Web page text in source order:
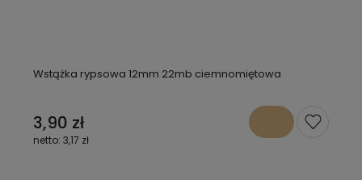
Wstążka rypsowa 12mm 22mb ciemnomiętowa
3,90 zł
3,17 zł